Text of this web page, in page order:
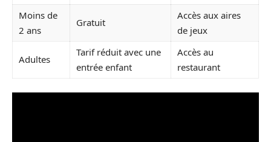
Moins de
2 ans
Gratuit
Accès aux aires
de jeux
Adultes
Tarif réduit avec une
entrée enfant
Accès au
restaurant